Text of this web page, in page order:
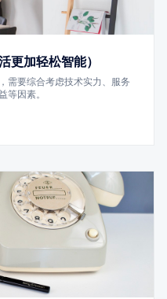
更加轻松智能）
需要综合考虑技术实力、服务
等因素。